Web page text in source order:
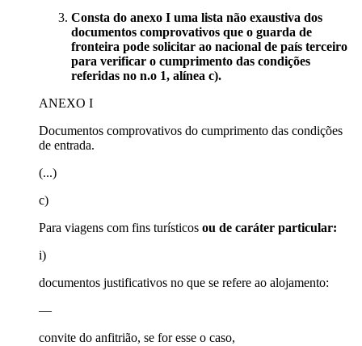
Consta do anexo I uma lista não exaustiva dos
documentos comprovativos que o guarda de
fronteira pode solicitar ao nacional de país terceiro
para verificar o cumprimento das condições
referidas no n.o 1, alínea c).
ANEXO I
Documentos comprovativos do cumprimento das condições
de entrada.
(...)
c)
Para viagens com fins turísticos ou de caráter particular:
i)
documentos justificativos no que se refere ao alojamento:
—
convite do anfitrião, se for esse o caso,